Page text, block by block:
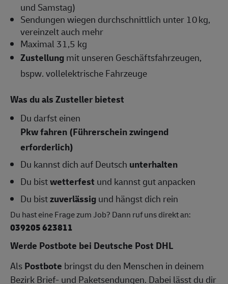
und Samstag)
Sendungen wiegen durchschnittlich unter 10 kg,
vereinzelt auch mehr
Maximal 31,5 kg
Zustellungmit unseren Geschäftsfahrzeugen,
bspw. vollelektrische Fahrzeuge
Was du als Zusteller bietest
Du darfst einen
Pkw fahren (Führerschein zwingend
erforderlich)
Du kannst dich auf Deutsch unterhalten
Du bistwetterfest und kannst gut anpacken
Du bistzuverlässigund hängst dich rein
Du hast eine Frage zum Job? Dann ruf uns direkt an:
039205 623811
Werde Postbote bei Deutsche Post DHL
AlsPostbote bringst du den Menschen in deinem
Bezirk Brief- und Paketsendungen. Dabei lässt du dir